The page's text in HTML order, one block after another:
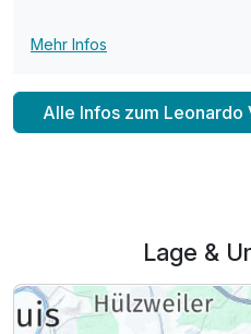
Mehr Infos
Alle Infos zum
Lage &